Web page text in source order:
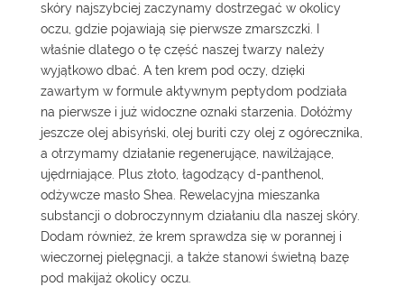
skóry najszybciej zaczynamy dostrzegać w okolicy
oczu, gdzie pojawiają się pierwsze zmarszczki. I
właśnie dlatego o tę część naszej twarzy należy
wyjątkowo dbać. A ten krem pod oczy, dzięki
zawartym w formule aktywnym peptydom podziała
na pierwsze i już widoczne oznaki starzenia. Dołóżmy
jeszcze olej abisyński, olej buriti czy olej z ogórecznika,
a otrzymamy działanie regenerujące, nawilżające,
ujędrniające. Plus złoto, łagodzący d-panthenol,
odżywcze masło Shea. Rewelacyjna mieszanka
substancji o dobroczynnym działaniu dla naszej skóry.
Dodam również, że krem sprawdza się w porannej i
wieczornej pielęgnacji, a także stanowi świetną bazę
pod makijaż okolicy oczu.